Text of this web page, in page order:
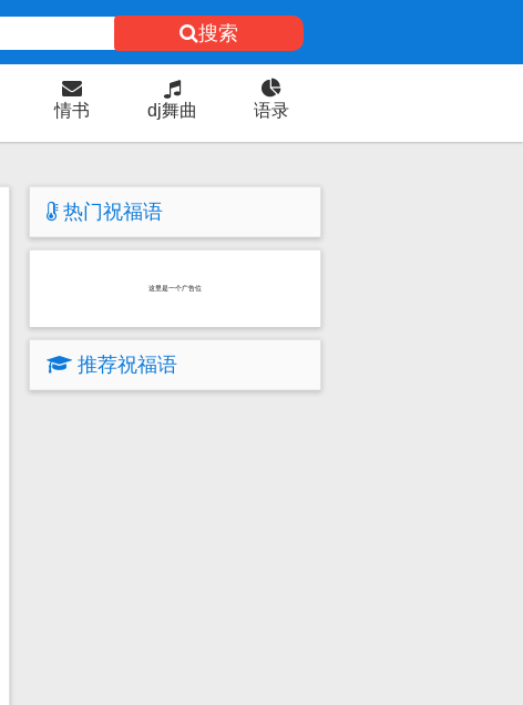
搜索
情书 dj舞曲 语录
热门祝福语
这里是一个广告位
推荐祝福语